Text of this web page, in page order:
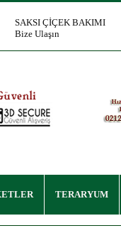
SAKSI ÇİÇEK BAKIMI
Bize Ulaşın
TERARYUM